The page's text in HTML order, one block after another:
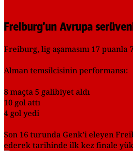
Freiburg’un Avrupa
Freiburg, lig aşamasını 17 puanla
Alman temsilcisinin performansı:
8 maçta 5 galibiyet aldı
10 gol attı
4 gol yedi
Son 16 turunda Genk’i eleyen
ederek tarihinde ilk kez finale